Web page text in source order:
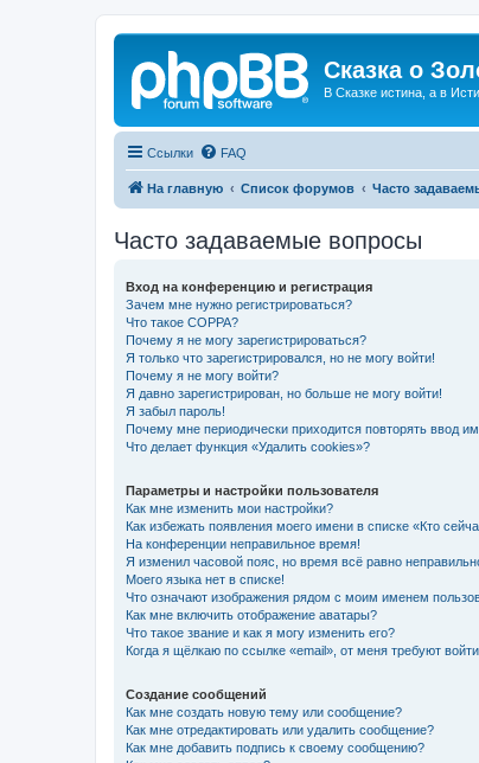
Сказка о
В Сказке истина, а в
Ссылки FAQ
На главную Список форумов Часто
Часто задаваемые вопросы
Вход на конференцию и регистрация
Зачем мне нужно регистрироваться?
Что такое COPPA?
Почему я не могу зарегистрироваться?
Я только что зарегистрировался, но не могу войти!
Почему я не могу войти?
Я давно зарегистрирован, но больше не могу войти!
Я забыл пароль!
Почему мне периодически приходится повторять ввод
Что делает функция «Удалить cookies»?
Параметры и настройки пользователя
Как мне изменить мои настройки?
Как избежать появления моего имени в списке «Кто
На конференции неправильное время!
Я изменил часовой пояс, но время всё равно
Моего языка нет в списке!
Что означают изображения рядом с моим именем
Как мне включить отображение аватары?
Что такое звание и как я могу изменить его?
Когда я щёлкаю по ссылке «email», от меня требуют
Создание сообщений
Как мне создать новую тему или сообщение?
Как мне отредактировать или удалить сообщение?
Как мне добавить подпись к своему сообщению?